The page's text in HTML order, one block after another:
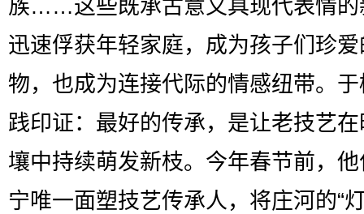
族……这些既承古意又具现代表情的
迅速俘获年轻家庭，成为孩子们珍
物，也成为连接代际的情感纽带。
践印证：最好的传承，是让老技艺
壤中持续萌发新枝。今年春节前，
宁唯一面塑技艺传承人，将庄河的“